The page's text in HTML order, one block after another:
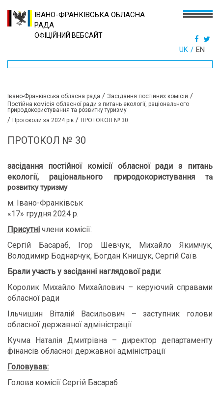
ІВАНО-ФРАНКІВСЬКА ОБЛАСНА
РАДА
ОФІЦІЙНИЙ ВЕБСАЙТ
UK EN
Івано-Франківська обласна рада / Засідання постійних комісій /
Постійна комісія обласної ради з питань екології, раціонального
природокористування та розвитку туризму
/ Протоколи за 2024 рік / ПРОТОКОЛ № 30
ПРОТОКОЛ № 30
засідання постійної комісії обласної радиз питань
екології, раціонального природокористування та
розвитку туризму
м. Івано-Франківськ
«17» грудня 2024 р.
Присутні члени комісії:
Сергій Басараб, Ігор Шевчук, Михайло Якимчук,
Володимир Боднарчук, Богдан Книшук, Сергій Саїв
Брали участь у засіданні наглядової ради:
Королик Михайло Михайлович – керуючий справами
обласної ради
Ільчишин Віталій Васильович – заступник голови
обласної державної адміністрації
Кучма Наталія Дмитрівна – директор департаменту
фінансів обласної державної адміністрації
Головував:
Голова комісії Сергій Басараб